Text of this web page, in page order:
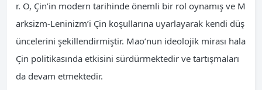
r. O, Çin’in modern tarihinde önemli bir rol oynamış ve M
arksizm-Leninizm’i Çin koşullarına uyarlayarak kendi düş
üncelerini şekillendirmiştir. Mao’nun ideolojik mirası hala
Çin politikasında etkisini sürdürmektedir ve tartışmaları
da devam etmektedir.